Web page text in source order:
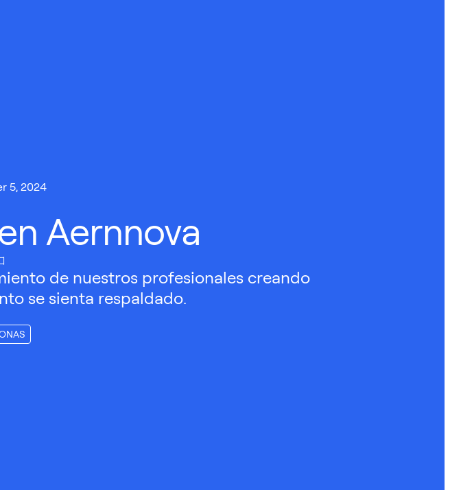
5, 2024
Aernnova
de nuestros profesionales creando
se sienta respaldado.